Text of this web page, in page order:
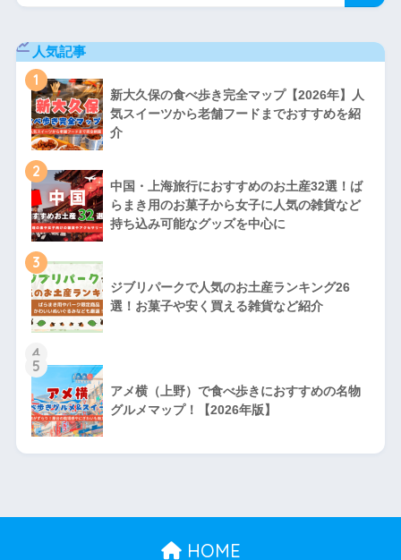
人気記事
1
新大久保の食べ歩き完全マップ【2026年】人
気スイーツから老舗フードまでおすすめを紹
介
2
中国・上海旅行におすすめのお土産32選！ば
らまき用のお菓子から女子に人気の雑貨など
持ち込み可能なグッズを中心に
3
ジブリパークで人気のお土産ランキング26
選！お菓子や安く買える雑貨など紹介
4
5
アメ横（上野）で食べ歩きにおすすめの名物
グルメマップ！【2026年版】
HOME